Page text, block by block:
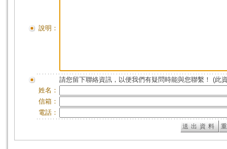
說明：
請您留下聯絡資訊，以便我們有疑問時能與您聯繫！ (此
姓名：
信箱：
電話：